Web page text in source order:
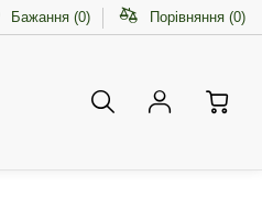
Бажання (0) Порівняння (0)